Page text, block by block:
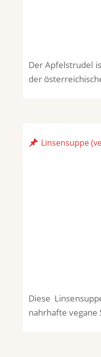
Der Apfelstrudel
der
Linsensuppe
Diese
nahrhafte vegane